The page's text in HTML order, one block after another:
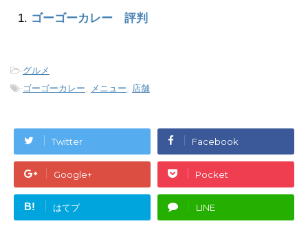
ゴーゴーカレー 評判
-グルメ
-ゴーゴーカレー, メニュー, 店舗
Twitter Facebook
Google+ Pocket
B! はてブ LINE